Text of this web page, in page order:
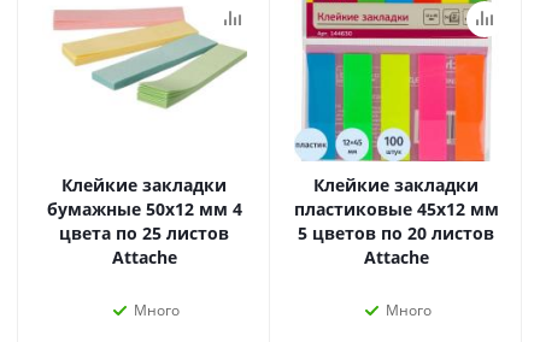
Клейкие закладки
бумажные 50х12 мм 4
цвета по 25 листов
Attache
Много
Клейкие закладки
пластиковые 45х12 мм
5 цветов по 20 листов
Attache
Много